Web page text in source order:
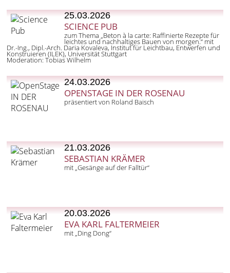
25.03.2026
SCIENCE PUB
zum Thema „Beton à la carte: Raffinierte Rezepte für
leichtes und nachhaltiges Bauen von morgen.“ mit
Dr.-Ing., Dipl.-Arch. Daria Kovaleva, Institut für Leichtbau, Entwerfen und
Konstruieren (ILEK), Universität Stuttgart
Moderation: Tobias Wilhelm
24.03.2026
OPENSTAGE IN DER ROSENAU
präsentiert von Roland Baisch
21.03.2026
SEBASTIAN KRÄMER
mit „Gesänge auf der Falltür“
20.03.2026
EVA KARL FALTERMEIER
mit „Ding Dong“